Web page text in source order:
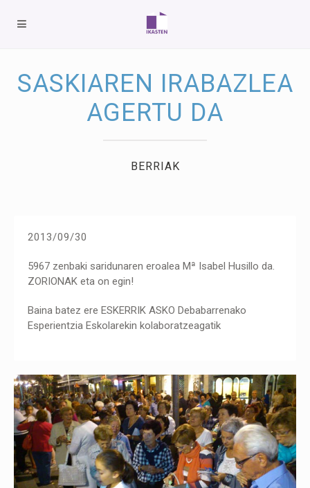
SASKIAREN IRABAZLEA
AGERTU DA
BERRIAK
2013/09/30
5967 zenbaki saridunaren eroalea Mª Isabel Husillo da.
ZORIONAK eta on egin!
Baina batez ere ESKERRIK ASKO Debabarrenako
Esperientzia Eskolarekin kolaboratzeagatik